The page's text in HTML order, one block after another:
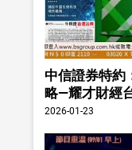
中信證券特約
略—耀才財經
2026-01-23